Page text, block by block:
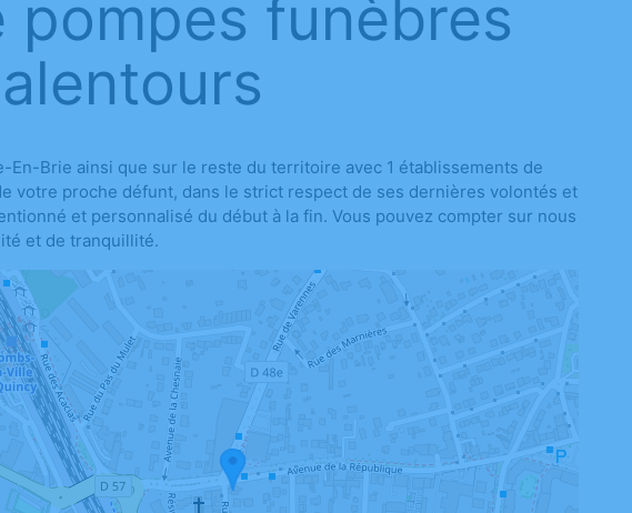
pompes funèbres
Brie ainsi que sur le reste du territoire avec 1 établissements de
votre proche défunt, dans le strict respect de ses dernières volontés et
et personnalisé du début à la fin. Vous pouvez compter sur nous
et de tranquillité.